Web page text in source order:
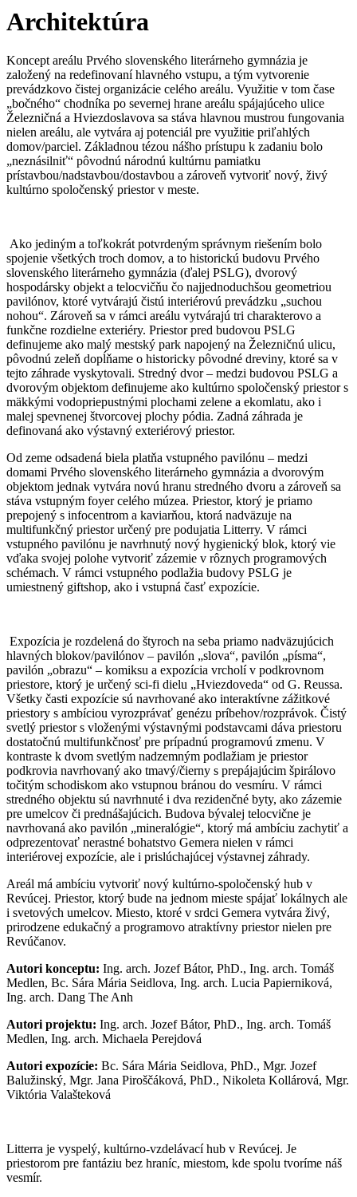
Architektúra
Koncept areálu Prvého slovenského literárneho gymnázia je
založený na redefinovaní hlavného vstupu, a tým vytvorenie
prevádzkovo čistej organizácie celého areálu. Využitie v tom čase
„bočného“ chodníka po severnej hrane areálu spájajúceho ulice
Železničná a Hviezdoslavova sa stáva hlavnou mustrou fungovania
nielen areálu, ale vytvára aj potenciál pre využitie priľahlých
domov/parciel. Základnou tézou nášho prístupu k zadaniu bolo
„neznásilniť“ pôvodnú národnú kultúrnu pamiatku
prístavbou/nadstavbou/dostavbou a zároveň vytvoriť nový, živý
kultúrno spoločenský priestor v meste.
Ako jediným a toľkokrát potvrdeným správnym riešením bolo
spojenie všetkých troch domov, a to historickú budovu Prvého
slovenského literárneho gymnázia (ďalej PSLG), dvorový
hospodársky objekt a telocvičňu čo najjednoduchšou geometriou
pavilónov, ktoré vytvárajú čistú interiérovú prevádzku „suchou
nohou“. Zároveň sa v rámci areálu vytvárajú tri charakterovo a
funkčne rozdielne exteriéry. Priestor pred budovou PSLG
definujeme ako malý mestský park napojený na Železničnú ulicu,
pôvodnú zeleň dopĺňame o historicky pôvodné dreviny, ktoré sa v
tejto záhrade vyskytovali. Stredný dvor – medzi budovou PSLG a
dvorovým objektom definujeme ako kultúrno spoločenský priestor s
mäkkými vodopriepustnými plochami zelene a ekomlatu, ako i
malej spevnenej štvorcovej plochy pódia. Zadná záhrada je
definovaná ako výstavný exteriérový priestor.
Od zeme odsadená biela platňa vstupného pavilónu – medzi
domami Prvého slovenského literárneho gymnázia a dvorovým
objektom jednak vytvára novú hranu stredného dvoru a zároveň sa
stáva vstupným foyer celého múzea. Priestor, ktorý je priamo
prepojený s infocentrom a kaviarňou, ktorá nadväzuje na
multifunkčný priestor určený pre podujatia Litterry. V rámci
vstupného pavilónu je navrhnutý nový hygienický blok, ktorý vie
vďaka svojej polohe vytvoriť zázemie v rôznych programových
schémach. V rámci vstupného podlažia budovy PSLG je
umiestnený giftshop, ako i vstupná časť expozície.
Expozícia je rozdelená do štyroch na seba priamo nadväzujúcich
hlavných blokov/pavilónov – pavilón „slova“, pavilón „písma“,
pavilón „obrazu“ – komiksu a expozícia vrcholí v podkrovnom
priestore, ktorý je určený sci-fi dielu „Hviezdoveda“ od G. Reussa.
Všetky časti expozície sú navrhované ako interaktívne zážitkové
priestory s ambíciou vyrozprávať genézu príbehov/rozprávok. Čistý
svetlý priestor s vloženými výstavnými podstavcami dáva priestoru
dostatočnú multifunkčnosť pre prípadnú programovú zmenu. V
kontraste k dvom svetlým nadzemným podlažiam je priestor
podkrovia navrhovaný ako tmavý/čierny s prepájajúcim špirálovo
točitým schodiskom ako vstupnou bránou do vesmíru. V rámci
stredného objektu sú navrhnuté i dva rezidenčné byty, ako zázemie
pre umelcov či prednášajúcich. Budova bývalej telocvične je
navrhovaná ako pavilón „mineralógie“, ktorý má ambíciu zachytiť a
odprezentovať nerastné bohatstvo Gemera nielen v rámci
interiérovej expozície, ale i prislúchajúcej výstavnej záhrady.
Areál má ambíciu vytvoriť nový kultúrno-spoločenský hub v
Revúcej. Priestor, ktorý bude na jednom mieste spájať lokálnych ale
i svetových umelcov. Miesto, ktoré v srdci Gemera vytvára živý,
prirodzene edukačný a programovo atraktívny priestor nielen pre
Revúčanov.
Autori konceptu: Ing. arch. Jozef Bátor, PhD., Ing. arch. Tomáš
Medlen, Bc. Sára Mária Seidlova, Ing. arch. Lucia Papierniková,
Ing. arch. Dang The Anh
Autori projektu: Ing. arch. Jozef Bátor, PhD., Ing. arch. Tomáš
Medlen, Ing. arch. Michaela Perejdová
Autori expozície: Bc. Sára Mária Seidlova, PhD., Mgr. Jozef
Balužinský, Mgr. Jana Piroščáková, PhD., Nikoleta Kollárová, Mgr.
Viktória Valašteková
Litterra je vyspelý, kultúrno-vzdelávací hub v Revúcej. Je
priestorom pre fantáziu bez hraníc, miestom, kde spolu tvoríme náš
vesmír.